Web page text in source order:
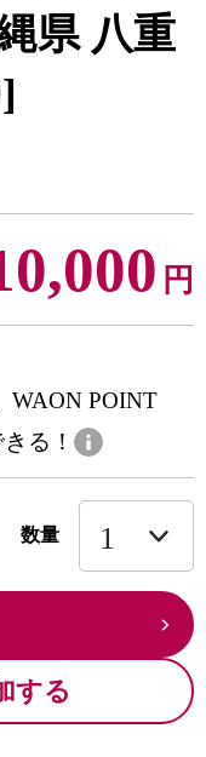
県 八重
円
WAON POINT
る！
数量
する